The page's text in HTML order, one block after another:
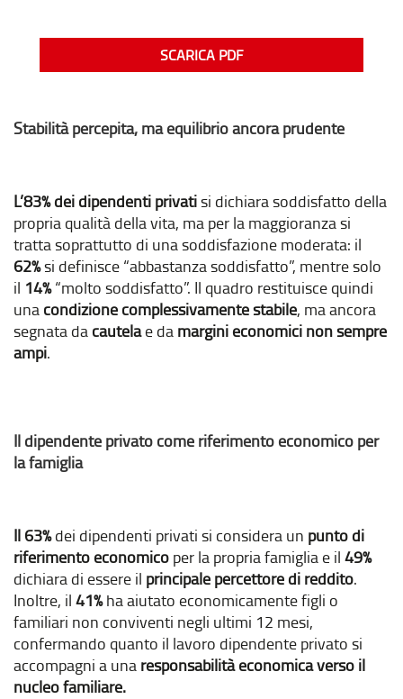
SCARICA PDF
Stabilità percepita, ma equilibrio ancora prudente
L’83% dei dipendenti privatisi dichiara soddisfatto della
propria qualità della vita, ma per la maggioranza si
tratta soprattutto di una soddisfazione moderata: il
62%si definisce “abbastanza soddisfatto”, mentre solo
il 14%“molto soddisfatto”. Il quadro restituisce quindi
unacondizione complessivamente stabile, ma ancora
segnata dacautelae damargini economici non sempre
ampi.
Il dipendente privato come riferimento economico per
la famiglia
Il 63%dei dipendenti privati si considera un punto di
riferimento economicoper la propria famiglia e il49%
dichiara di essere il principale percettore di reddito.
Inoltre, il41%ha aiutato economicamente figli o
familiari non conviventi negli ultimi 12 mesi,
confermando quanto il lavoro dipendente privato si
accompagni a unaresponsabilità economica verso il
nucleo familiare.